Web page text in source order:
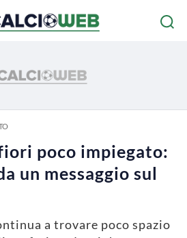
poco impiegato:
un messaggio sul
a trovare poco spazio